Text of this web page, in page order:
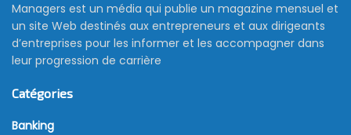
Managers est un média qui publie un magazine mensuel et
un site Web destinés aux entrepreneurs et aux dirigeants
d’entreprises pour les informer et les accompagner dans
leur progression de carrière
Catégories
Banking